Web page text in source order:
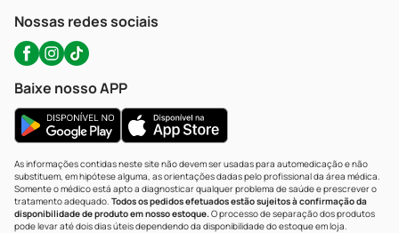
Nossas redes sociais
Baixe nosso APP
As informações contidas neste site não devem ser usadas para automedicação e não
substituem, em hipótese alguma, as orientações dadas pelo profissional da área médica.
Somente o médico está apto a diagnosticar qualquer problema de saúde e prescrever o
tratamento adequado. Todos os pedidos efetuados estão sujeitos à confirmação da
disponibilidade de produto em nosso estoque.O processo de separação dos produtos
pode levar até dois dias úteis dependendo da disponibilidade do estoque em loja.